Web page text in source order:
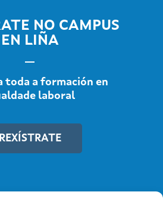
NO CAMPUS
EN LIÑA
toda a formación en
laboral
REXÍSTRATE